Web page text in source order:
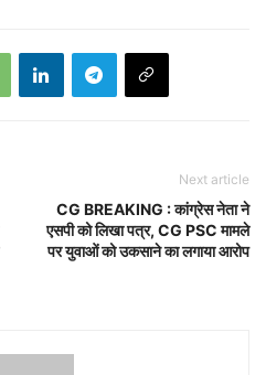
Next article
CG BREAKING : कांग्रेस नेता ने
एसपी को लिखा पत्र, CG PSC मामले
पर युवाओं को उकसाने का लगाया आरोप